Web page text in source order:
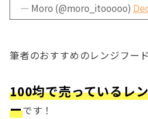
— Moro (@moro_itooooo)
筆者のおすすめのレンジフー
100均で売っているレ
ーです！